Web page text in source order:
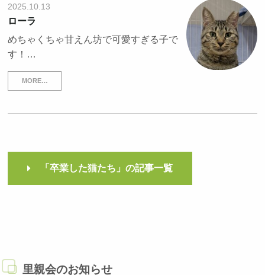
2025.10.13
ローラ
めちゃくちゃ甘えん坊で可愛すぎる子で
す！…
MORE…
「卒業した猫たち」の記事一覧
里親会のお知らせ